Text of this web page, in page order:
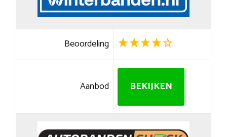
Beoordeling
Aanbod BEKIJKEN